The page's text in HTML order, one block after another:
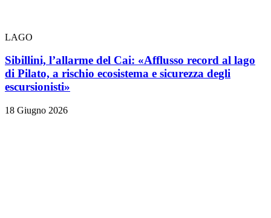
LAGO
Sibillini, l’allarme del Cai: «Afflusso record al lago
di Pilato, a rischio ecosistema e sicurezza degli
escursionisti»
18 Giugno 2026